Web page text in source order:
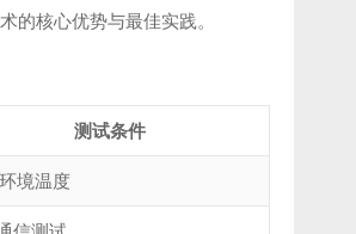
的核心优势与最佳实践。
测试条件
境温度